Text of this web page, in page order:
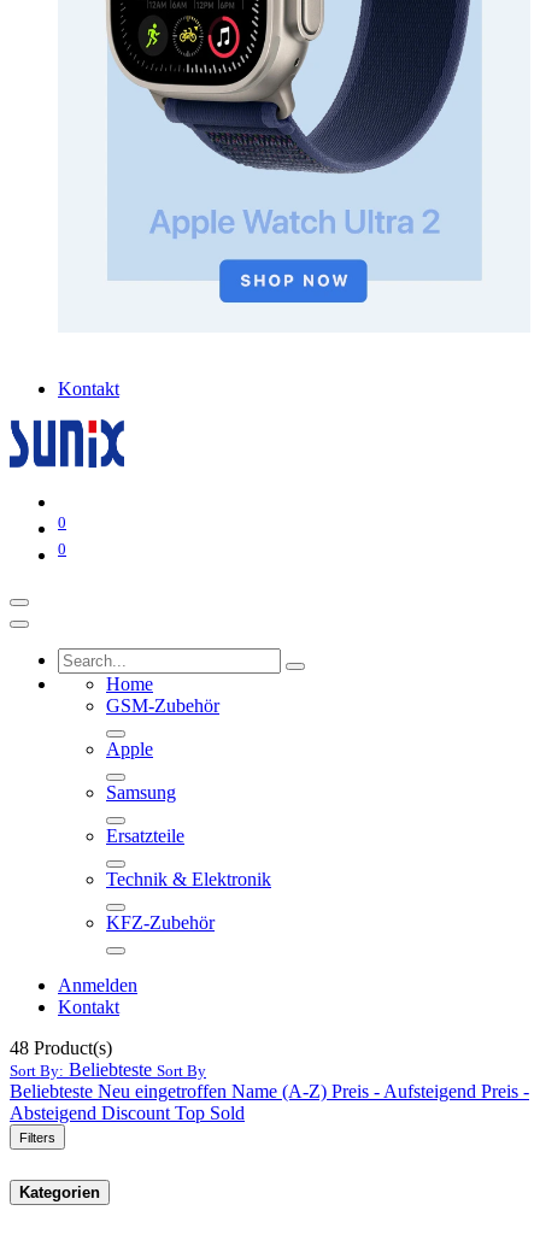
Kontakt
0
0
Home
GSM-Zubehör
Apple
Samsung
Ersatzteile
Technik & Elektronik
KFZ-Zubehör
Anmelden
Kontakt
48 Product(s)
Sort By: Beliebteste Sort By
Beliebteste Neu eingetroffen Name (A-Z) Preis - Aufsteigend Preis -
Absteigend Discount Top Sold
Filters
Kategorien